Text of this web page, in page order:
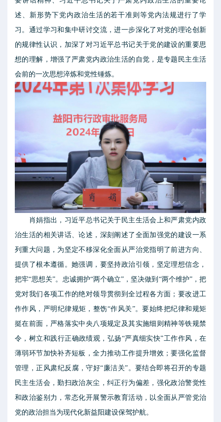
述、新形势下党内政治生活的若干准则等党内法规进行了学
习。通过学习和集中研讨交流，进一步深化了对党的理论创新
的规律性认识，加深了对习近平总书记关于党的建设的重要思
想的理解，增强了严肃党内政治生活的自觉，是专题民主生活
会前的一次思想淬炼和党性锤炼。
肖娟指出，习近平总书记关于民主生活会上和严肃党内政
治生活的相关讲话、论述，深刻阐述了全面加强党的建设一系
列重大问题，为坚定不移深化全面从严治党指明了前进方向、
提供了根本遵循。她强调，要坚持政治引领，坚定理想信念，
把牢“思想关”。忠诚拥护“两个确立”，坚决做到“两个维护”，把
党对我们各项工作的绝对领导贯彻到全过程各方面；要改进工
作作风，严明纪律规矩，整饬“作风关”。要始终把纪律和规矩
挺在前面，严格落实中央八项规定及其实施细则精神等铁规禁
令，树立和践行正确政绩观，弘扬“严真细实快”工作作风，在
薄弱环节加快补齐短板，全力推动工作提升增效；要强化监督
管理，正风肃纪反腐，守好“廉洁关”。要结合即将召开的专题
民主生活会，勤扫政治灰尘，纠正行为偏差，强化政治警觉性
和政治鉴别力，常态化开展警示教育活动，以全面从严管党治
党的政治担当为现代化新益阳建设保驾护航。